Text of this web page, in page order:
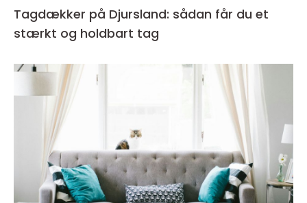
Tagdækker på Djursland: sådan får du et
stærkt og holdbart tag